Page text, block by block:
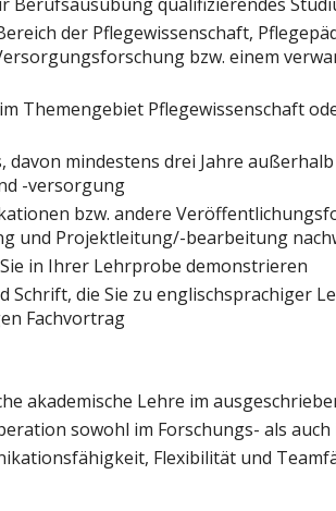
der Pflegewissenschaft,
bzw. einem
Themengebiet Pflegewissenschaft
mindestens drei Jahre außerhalb
-versorgung
bzw. andere
und Projektleitung/-bearbeitung
in Ihrer Lehrprobe demonstrieren
die Sie zu englischsprachiger
Fachvortrag
akademische Lehre im
sowohl im Forschungs- als
Flexibilität und